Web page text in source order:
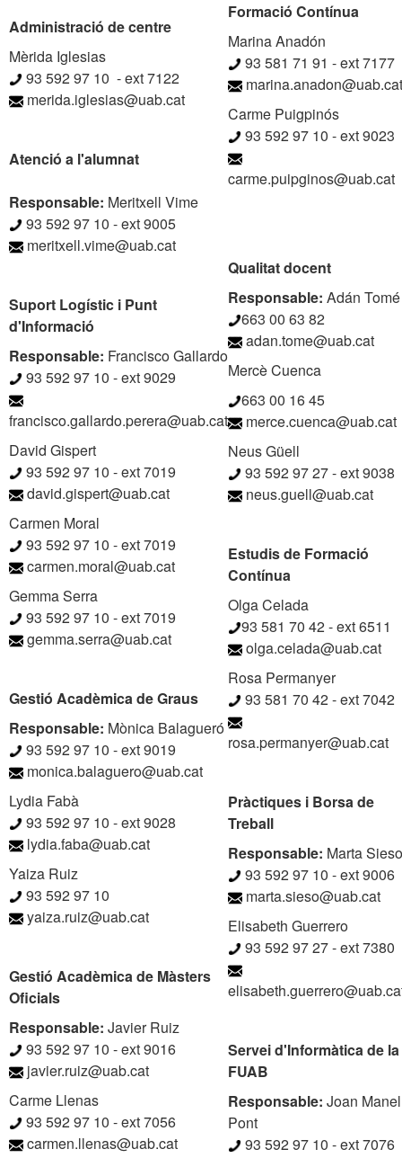
Administració de centre
Mèrida Iglesias
93 592 97 10 - ext 7122
merida.iglesias@uab.cat
Atenció a l'alumnat
Responsable: Meritxell Vime
93 592 97 10 - ext 9005
meritxell.vime@uab.cat
Suport Logístic i Punt
d'Informació
Responsable: Francisco Gallardo
93 592 97 10 - ext 9029
francisco.gallardo.perera@uab.cat
David Gispert
93 592 97 10 - ext 7019
david.gispert@uab.cat
Carmen Moral
93 592 97 10 - ext 7019
carmen.moral@uab.cat
Gemma Serra
93 592 97 10 - ext 7019
gemma.serra@uab.cat
Gestió Acadèmica de Graus
Responsable: Mònica Balagueró
93 592 97 10 - ext 9019
monica.balaguero@uab.cat
Lydia Fabà
93 592 97 10 - ext 9028
lydia.faba@uab.cat
Yaiza Ruiz
93 592 97 10
yaiza.ruiz@uab.cat
Gestió Acadèmica de Màsters
Oficials
Responsable: Javier Ruiz
93 592 97 10 - ext 9016
javier.ruiz@uab.cat
Carme Llenas
93 592 97 10 - ext 7056
carmen.llenas@uab.cat
Formació Contínua
Marina Anadón
93 581 71 91 - ext 7177
marina.anadon@uab.cat
Carme Puigpinós
93 592 97 10 - ext 9023
carme.puipginos@uab.cat
Qualitat docent
Responsable: Adán Tomé
663 00 63 82
adan.tome@uab.cat
Mercè Cuenca
663 00 16 45
merce.cuenca@uab.cat
Neus Güell
93 592 97 27 - ext 9038
neus.guell@uab.cat
Estudis de Formació
Contínua
Olga Celada
93 581 70 42 - ext 6511
olga.celada@uab.cat
Rosa Permanyer
93 581 70 42 - ext 7042
rosa.permanyer@uab.cat
Pràctiques i Borsa de
Treball
Responsable: Marta Sieso
93 592 97 10 - ext 9006
marta.sieso@uab.cat
Elisabeth Guerrero
93 592 97 27 - ext 7380
Servei d'Informàtica de la
FUAB
Responsable: Joan Manel
Pont
93 592 97 10 - ext 7076